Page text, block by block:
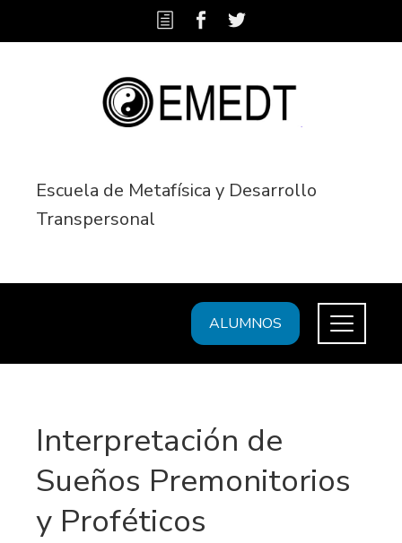
Escuela de Metafísica y Desarrollo
Transpersonal
ALUMNOS
Interpretación de
Sueños Premonitorios
y Proféticos